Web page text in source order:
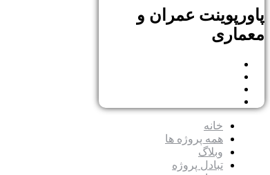
پاورپوینت عمران و
معماری
خانه
همه پروژه ها
وبلاگ
تبادل پروژه